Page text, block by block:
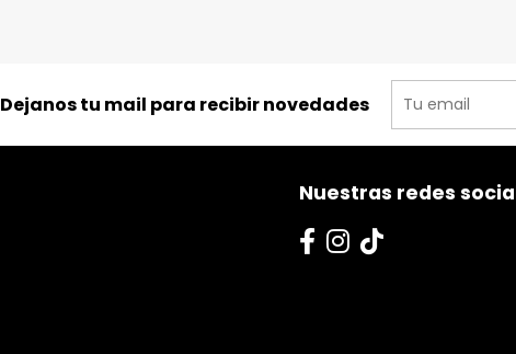
Dejanos tu mail para recibir novedades
Nuestras redes